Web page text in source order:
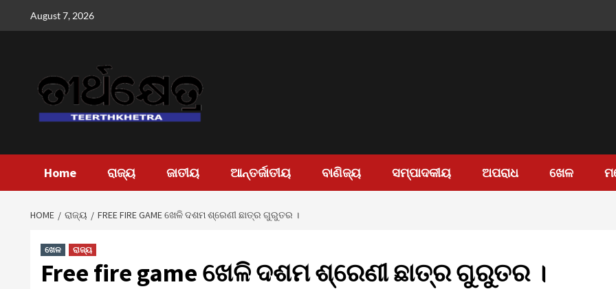
August 7, 2026
Home ରାଜ୍ୟ ଜାତୀୟ ଆନ୍ତର୍ଜାତୀୟ ବାଣିଜ୍ୟ ସମ୍ପାଦକୀୟ ଅପରାଧ ଖେଳ
HOME ରାଜ୍ୟ FREE FIRE GAME ଖେଳି ଦଶମ ଶ୍ରେଣୀ ଛାତ୍ର ଗୁରୁତର ।
ଖେଳ ରାଜ୍ୟ
Free fire game ଖେଳି ଦଶମ ଶ୍ରେଣୀ ଛାତ୍ର ଗୁରୁତର ।